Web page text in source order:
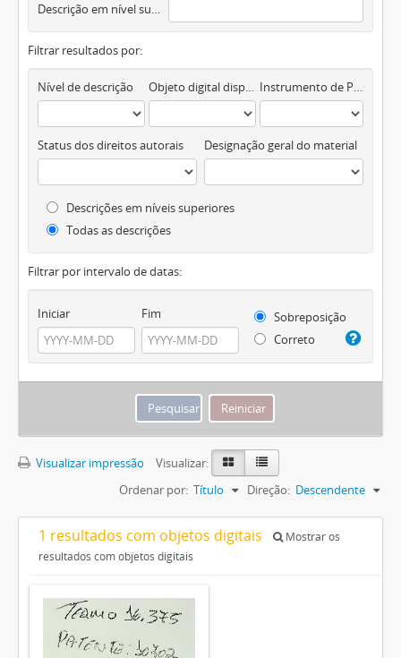
Descrição em nível superior
Filtrar resultados por:
Nível de descrição Objeto digital disponível Instrumento de Pesquisa
Status dos direitos autorais Designação geral do material
Descrições em níveis superiores
Todas as descrições
Filtrar por intervalo de datas:
Iniciar Fim
Sobreposição
Correto
Visualizar impressão
Visualizar:
Ordenar por: Título Direção: Descendente
1 resultados com objetos digitais
Mostrar os
resultados com objetos digitais